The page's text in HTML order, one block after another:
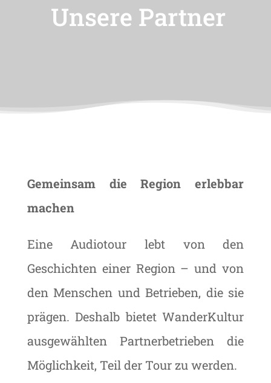
Unsere Partner
Gemeinsam die Region erlebbar
machen
Eine Audiotour lebt von den
Geschichten einer Region – und von
den Menschen und Betrieben, die sie
prägen. Deshalb bietet WanderKultur
ausgewählten Partnerbetrieben die
Möglichkeit, Teil der Tour zu werden.